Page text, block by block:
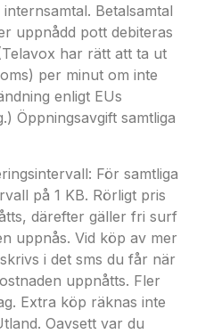
Betalsamtal
uppnådd pott debiteras
har rätt att ta ut
per minut om inte
enligt EUs
Öppningsavgift samtliga
För samtliga
på 1 KB. Rörligt pris
därefter gäller fri surf
uppnås. Vid köp av mer
i det sms du får när
uppnåtts. Fler
Extra köp räknas inte
Oavsett var du